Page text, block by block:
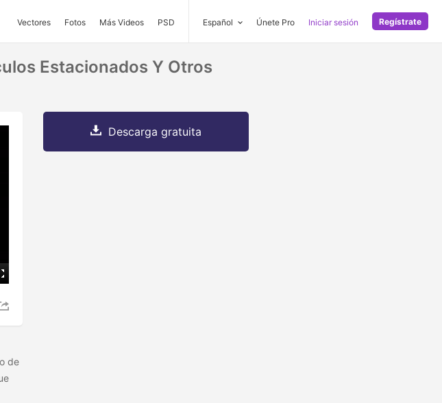
Vectores Fotos Más Videos PSD Español Únete Pro Iniciar sesión Regístrate
Estacionados Y Otros
de
Descarga gratuita